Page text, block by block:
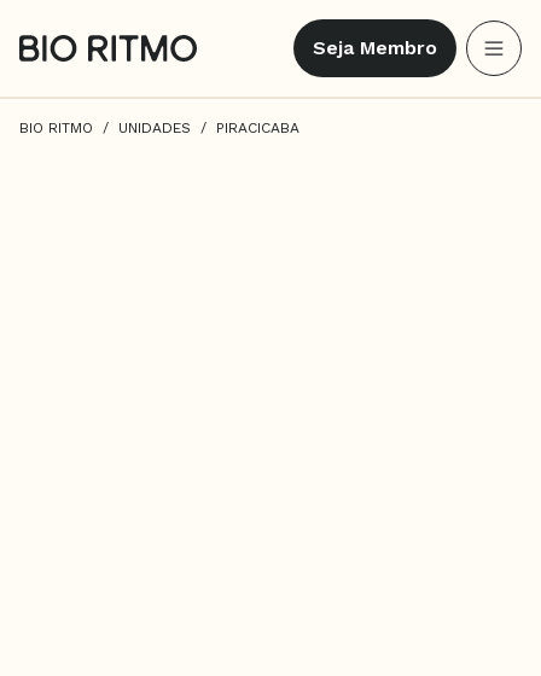
Seja Membro
BIO RITMO UNIDADES PIRACICABA